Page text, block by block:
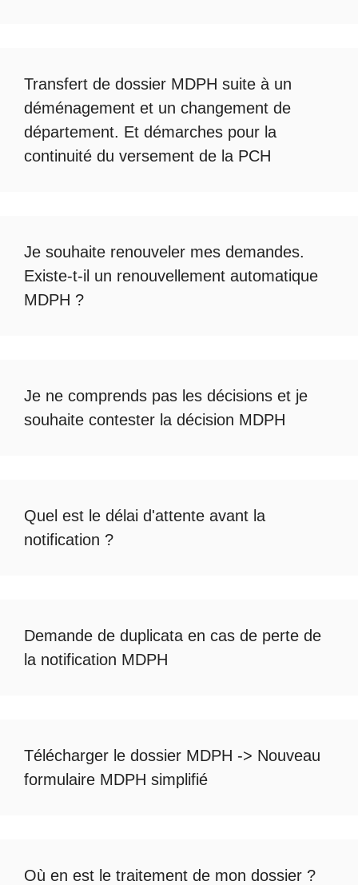
Transfert de dossier MDPH suite à un
déménagement et un changement de
département. Et démarches pour la
continuité du versement de la PCH
Je souhaite renouveler mes demandes.
Existe-t-il un renouvellement automatique
MDPH ?
Je ne comprends pas les décisions et je
souhaite contester la décision MDPH
Quel est le délai d'attente avant la
notification ?
Demande de duplicata en cas de perte de
la notification MDPH
Télécharger le dossier MDPH -> Nouveau
formulaire MDPH simplifié
Où en est le traitement de mon dossier ?